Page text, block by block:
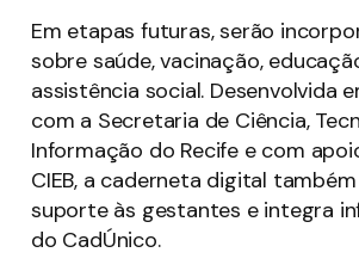
Em etapas futuras, serão
sobre saúde, vacinação,
assistência social. Desenvolvida
com a Secretaria de Ciência,
Informação do Recife e com
CIEB, a caderneta digital
suporte às gestantes e integra
do CadÚnico.